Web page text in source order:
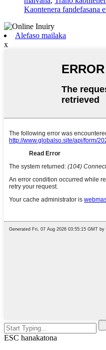
Kaontenera fandefasana
Alefaso mailaka
x
ESC hanakatona